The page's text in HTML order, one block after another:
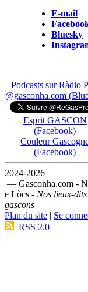
E-mail
Bluesky
Podcasts sur Ràdio
@gasconha.com
Esprit GASCON
(Facebook)
Couleur
(Facebook)
2024-2026
— Gasconha.com -
e Lòcs - Nos lieux-dits
gascons
Plan du site | Se
RSS 2.0